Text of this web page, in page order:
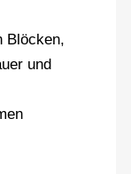
Blöcken,
und